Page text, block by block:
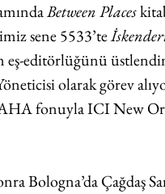
Between Places
sene 5533’te
editörlüğünü
olarak görev
fonuyla ICI New
Bologna’da Çağdaş